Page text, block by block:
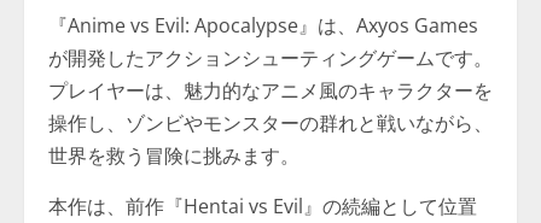
『Anime vs Evil: Apocalypse』は、Axyos Games
が開発したアクションシューティングゲームです。
プレイヤーは、魅力的なアニメ風のキャラクターを
操作し、ゾンビやモンスターの群れと戦いながら、
世界を救う冒険に挑みます。
本作は、前作『Hentai vs Evil』の続編として位置